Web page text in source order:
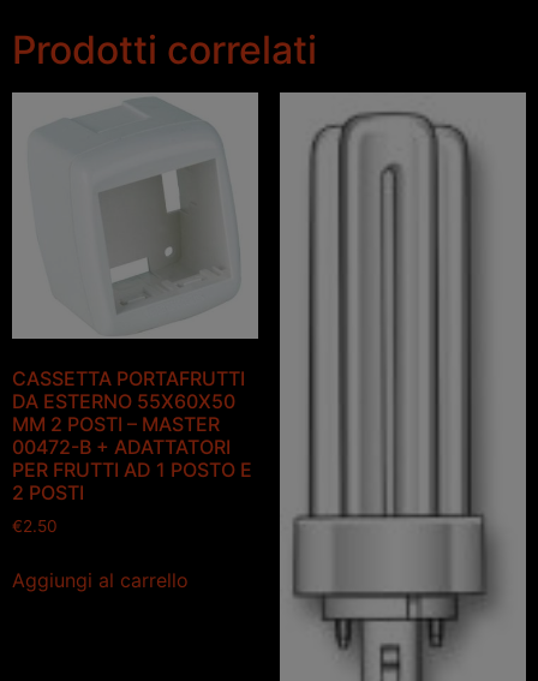
Prodotti correlati
CASSETTA PORTAFRUTTI
DA ESTERNO 55X60X50
MM 2 POSTI – MASTER
00472-B + ADATTATORI
PER FRUTTI AD 1 POSTO E
2 POSTI
€2.50
Aggiungi al carrello